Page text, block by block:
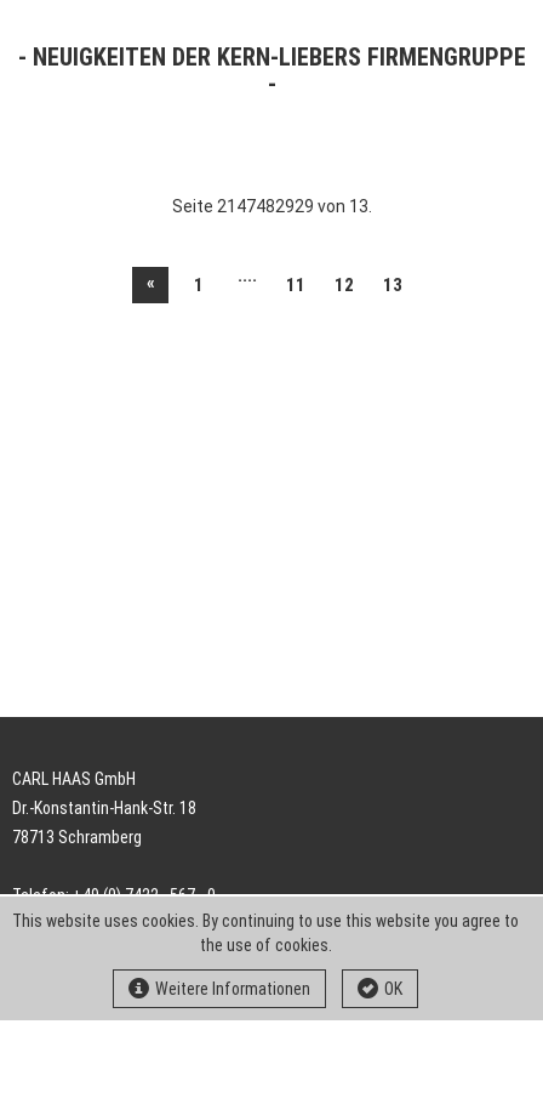
NEUIGKEITEN DER KERN-LIEBERS FIRMENGRUPPE
Seite 2147482929 von 13.
« 1 .... 11 12 13
CARL HAAS GmbH
Dr.-Konstantin-Hank-Str. 18
78713 Schramberg
Telefon: +49 (0) 7422 . 567 - 0
Telefax: +49 (0) 7422 . 567 - 239
info-ch@kern-liebers.com
This website uses cookies. By continuing to use this website you agree to
the use of cookies.
Weitere Informationen OK